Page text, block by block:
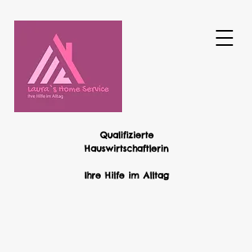
Qualifizierte
Hauswirtschaftlerin
Ihre Hilfe im Alltag